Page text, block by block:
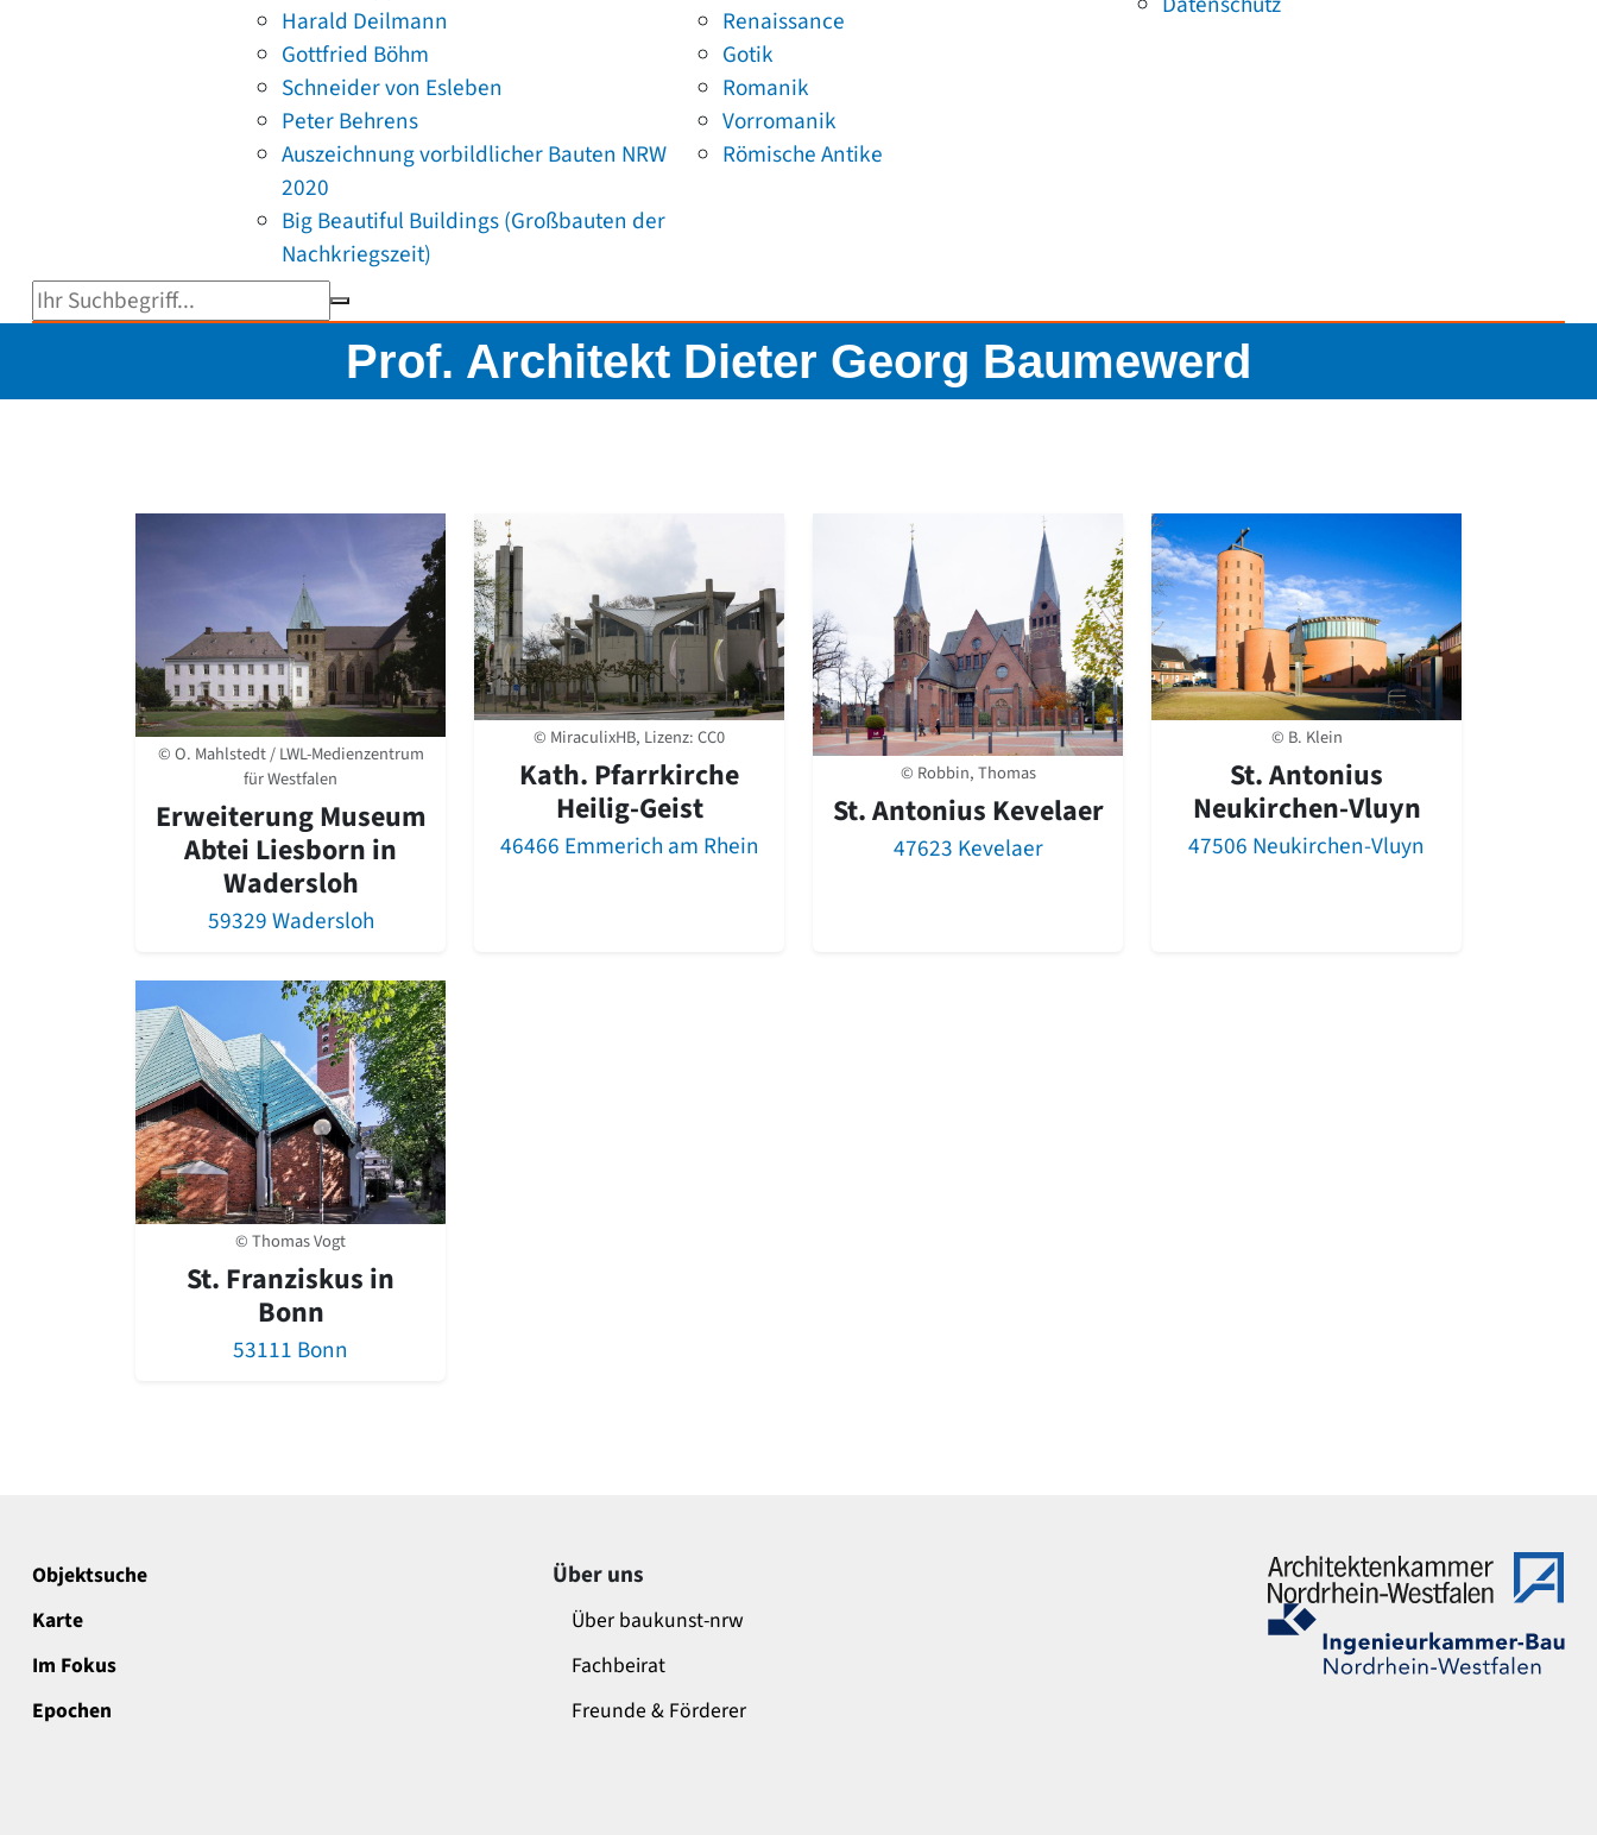
Harald Deilmann
Gottfried Böhm
Schneider von Esleben
Peter Behrens
Auszeichnung vorbildlicher Bauten NRW
2020
Big Beautiful Buildings (Großbauten der
Nachkriegszeit)
Renaissance
Gotik
Romanik
Vorromanik
Römische Antike
Suchbegriff eingeben
Prof. Architekt Dieter Georg Baumewerd
© O. Mahlstedt / LWL-Medienzentrum
für Westfalen
Erweiterung Museum
Abtei Liesborn in
Wadersloh
59329 Wadersloh
© MiraculixHB, Lizenz:CC0
Kath. Pfarrkirche
Heilig-Geist
46466 Emmerich am Rhein
© Robbin, Thomas
St. Antonius Kevelaer
47623 Kevelaer
© B. Klein
St. Antonius
Neukirchen-Vluyn
47506 Neukirchen-Vluyn
© Thomas Vogt
St. Franziskus in
Bonn
53111 Bonn
Objektsuche
Karte
Im Fokus
Epochen
Über uns
Über baukunst-nrw
Fachbeirat
Freunde & Förderer